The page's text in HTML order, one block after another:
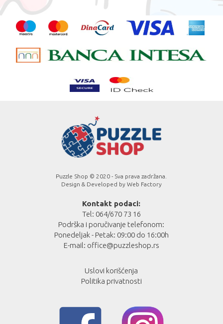
Puzzle Shop © 2020 - Sva prava zadržana.
Design & Developed by Web Factory
Kontakt podaci:
Tel: 064/670 73 16
Podrška i poručivanje telefonom:
Ponedeljak - Petak: 09:00 do 16:00h
E-mail: office@puzzleshop.rs
Uslovi korišćenja
Politika privatnosti